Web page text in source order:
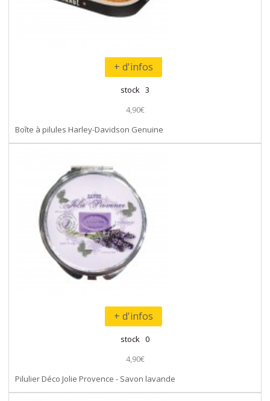
+ d'infos
stock 3
4,90€
Boîte à pilules Harley-Davidson Genuine
+ d'infos
stock 0
4,90€
Pilulier Déco Jolie Provence - Savon lavande